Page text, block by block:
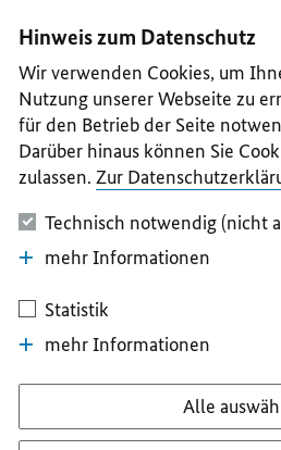
II
III
IV
V
Hinweis zum Datenschutz
Wir verwenden Cookies, um
Nutzung unserer Webseite zu
für den Betrieb der Seite
Darüber hinaus können Sie
zulassen. Zur
Technisch notwendig (nicht
mehr Informationen
Statistik
mehr Informationen
Alle